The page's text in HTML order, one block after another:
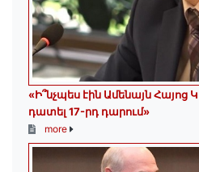
«Ի՞նչպես էին Ամենայն Հայոց
դատել 17-րդ դարում»
more